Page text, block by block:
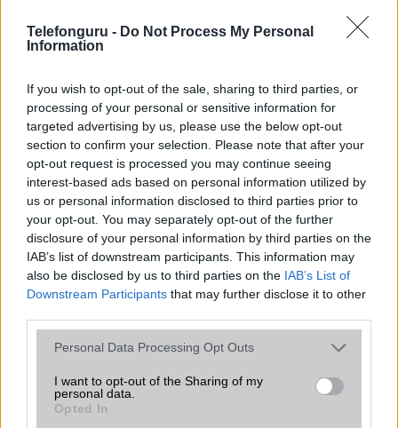
Telefonguru - Do Not Process My Personal
Information
If you wish to opt-out of the sale, sharing to third parties, or
processing of your personal or sensitive information for
targeted advertising by us, please use the below opt-out
section to confirm your selection. Please note that after your
opt-out request is processed you may continue seeing
interest-based ads based on personal information utilized by
us or personal information disclosed to third parties prior to
your opt-out. You may separately opt-out of the further
disclosure of your personal information by third parties on the
IAB’s list of downstream participants. This information may
also be disclosed by us to third parties on the IAB’s List of
Downstream Participants that may further disclose it to other
Please note that this website/app uses one or more Google
not limited to your visit or usage behaviour. You may click to
grant or deny consent to Google and its third-party tags to
use your data for below specified purposes in below Google
Personal Data Processing Opt Outs
I want to opt-out of the Sharing of my
personal data.
Opted In
ALKALMAZÁSOK ÉS ÉRZÉKELŐK
Java
Flash/Ujjlenyomat olvasó Fingerprint sensor
SNS integráció alap szolgáltatás
Organizer alap szolgáltatás
T9 szótár alkalmazás független szótár
Office alkalmazások alap szolgáltatás
Iránytũ ecompass
Extrák ANT+ support
EGYÉB
Vibra jelzés alap szolgáltatás
SIM típus eSIM
SIM-ek száma